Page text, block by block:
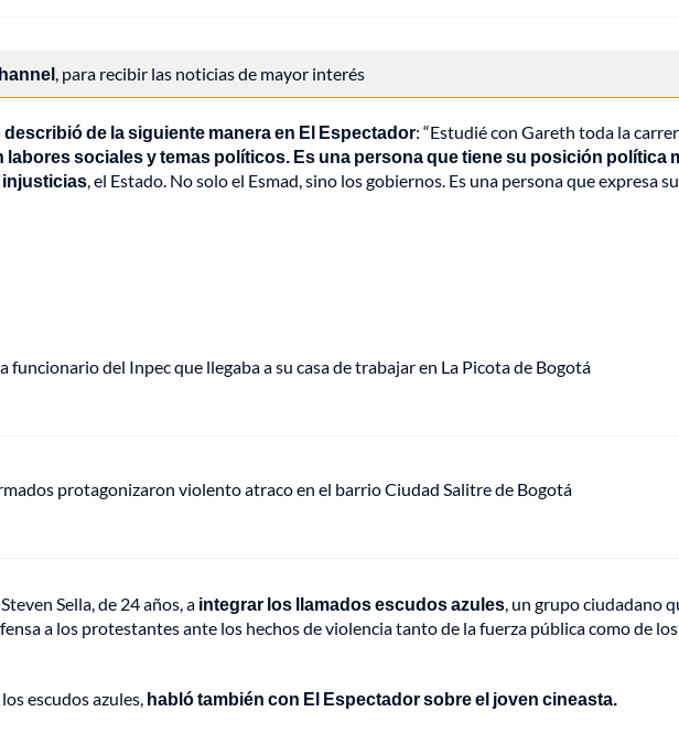
, para recibir las noticias de mayor interés
de la siguiente manera en El Espectador: “Estudié con Gareth toda la
labores sociales y temas políticos. Es una persona que tiene su posición política
injusticias, el Estado. No solo el Esmad, sino los gobiernos. Es una persona que expresa su
funcionario del Inpec que llegaba a su casa de trabajar en La Picota de Bogotá
protagonizaron violento atraco en el barrio Ciudad Salitre de Bogotá
Sella, de 24 años, a integrar los llamados escudos azules, un grupo ciudadano
a los protestantes ante los hechos de violencia tanto de la fuerza pública como de los
escudos azules, habló también con El Espectador sobre el joven cineasta.